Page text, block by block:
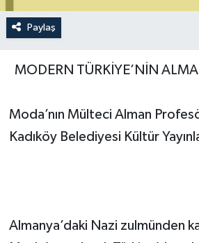
Paylaş
MODERN TÜRKİYE’NİN
Moda’nın Mülteci Alman
Kadıköy Belediyesi Kültür
Almanya’daki Nazi zulmünden